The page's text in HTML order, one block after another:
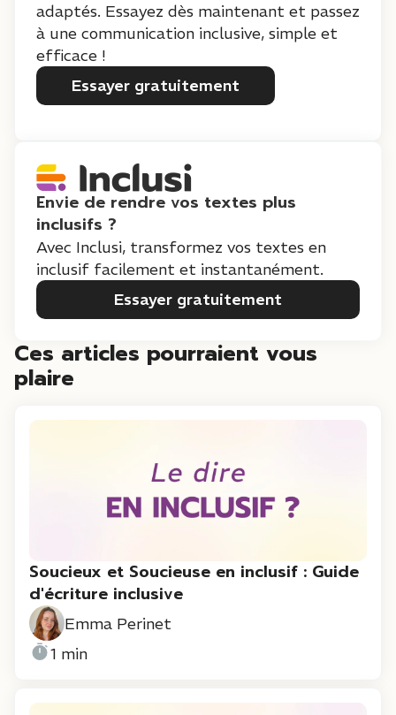
adaptés. Essayez dès maintenant et passez
à une communication inclusive, simple et
efficace !
Essayer gratuitement
Envie de rendre vos textes plus
inclusifs ?
Avec Inclusi, transformez vos textes en
inclusif facilement et instantanément.
Essayer gratuitement
Ces articles pourraient vous
plaire
Soucieux et Soucieuse en inclusif : Guide
d'écriture inclusive
Emma Perinet
1 min